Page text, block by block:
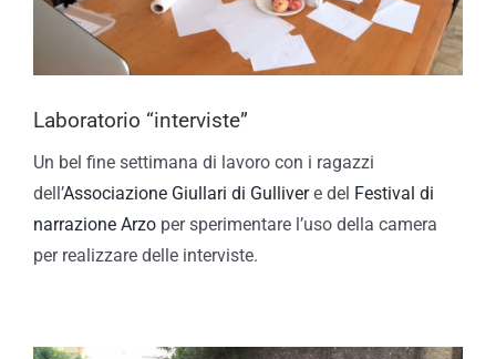
Laboratorio “interviste”
Un bel fine settimana di lavoro con i ragazzi
dell’Associazione Giullari di Gullivere del Festival di
narrazione Arzo per sperimentare l’uso della camera
per realizzare delle interviste.